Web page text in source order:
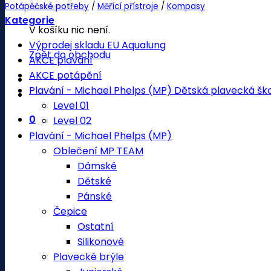
V košíku nic není.
Zpět do obchodu
0
Potápěčské potřeby / Měřící přístroje / Kompasy
Kategorie
Výprodej skladu EU Aqualung
AKCE plavání
AKCE potápění
Plavání - Michael Phelps (MP) Dětská plavecká
Level 01
Level 02
Plavání - Michael Phelps (MP)
Oblečení MP TEAM
Dámské
Dětské
Pánské
Čepice
Ostatní
Silikonové
Plavecké brýle